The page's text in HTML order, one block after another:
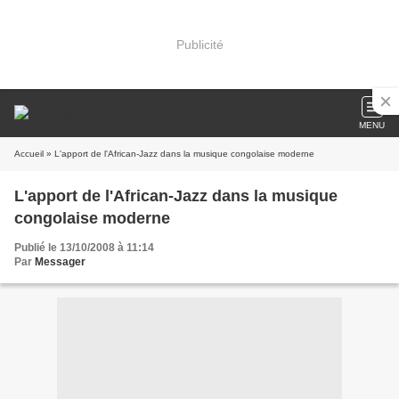
Publicité
MENU
Accueil » L'apport de l'African-Jazz dans la musique congolaise moderne
L'apport de l'African-Jazz dans la musique
congolaise moderne
Publié le 13/10/2008 à 11:14
Par Messager